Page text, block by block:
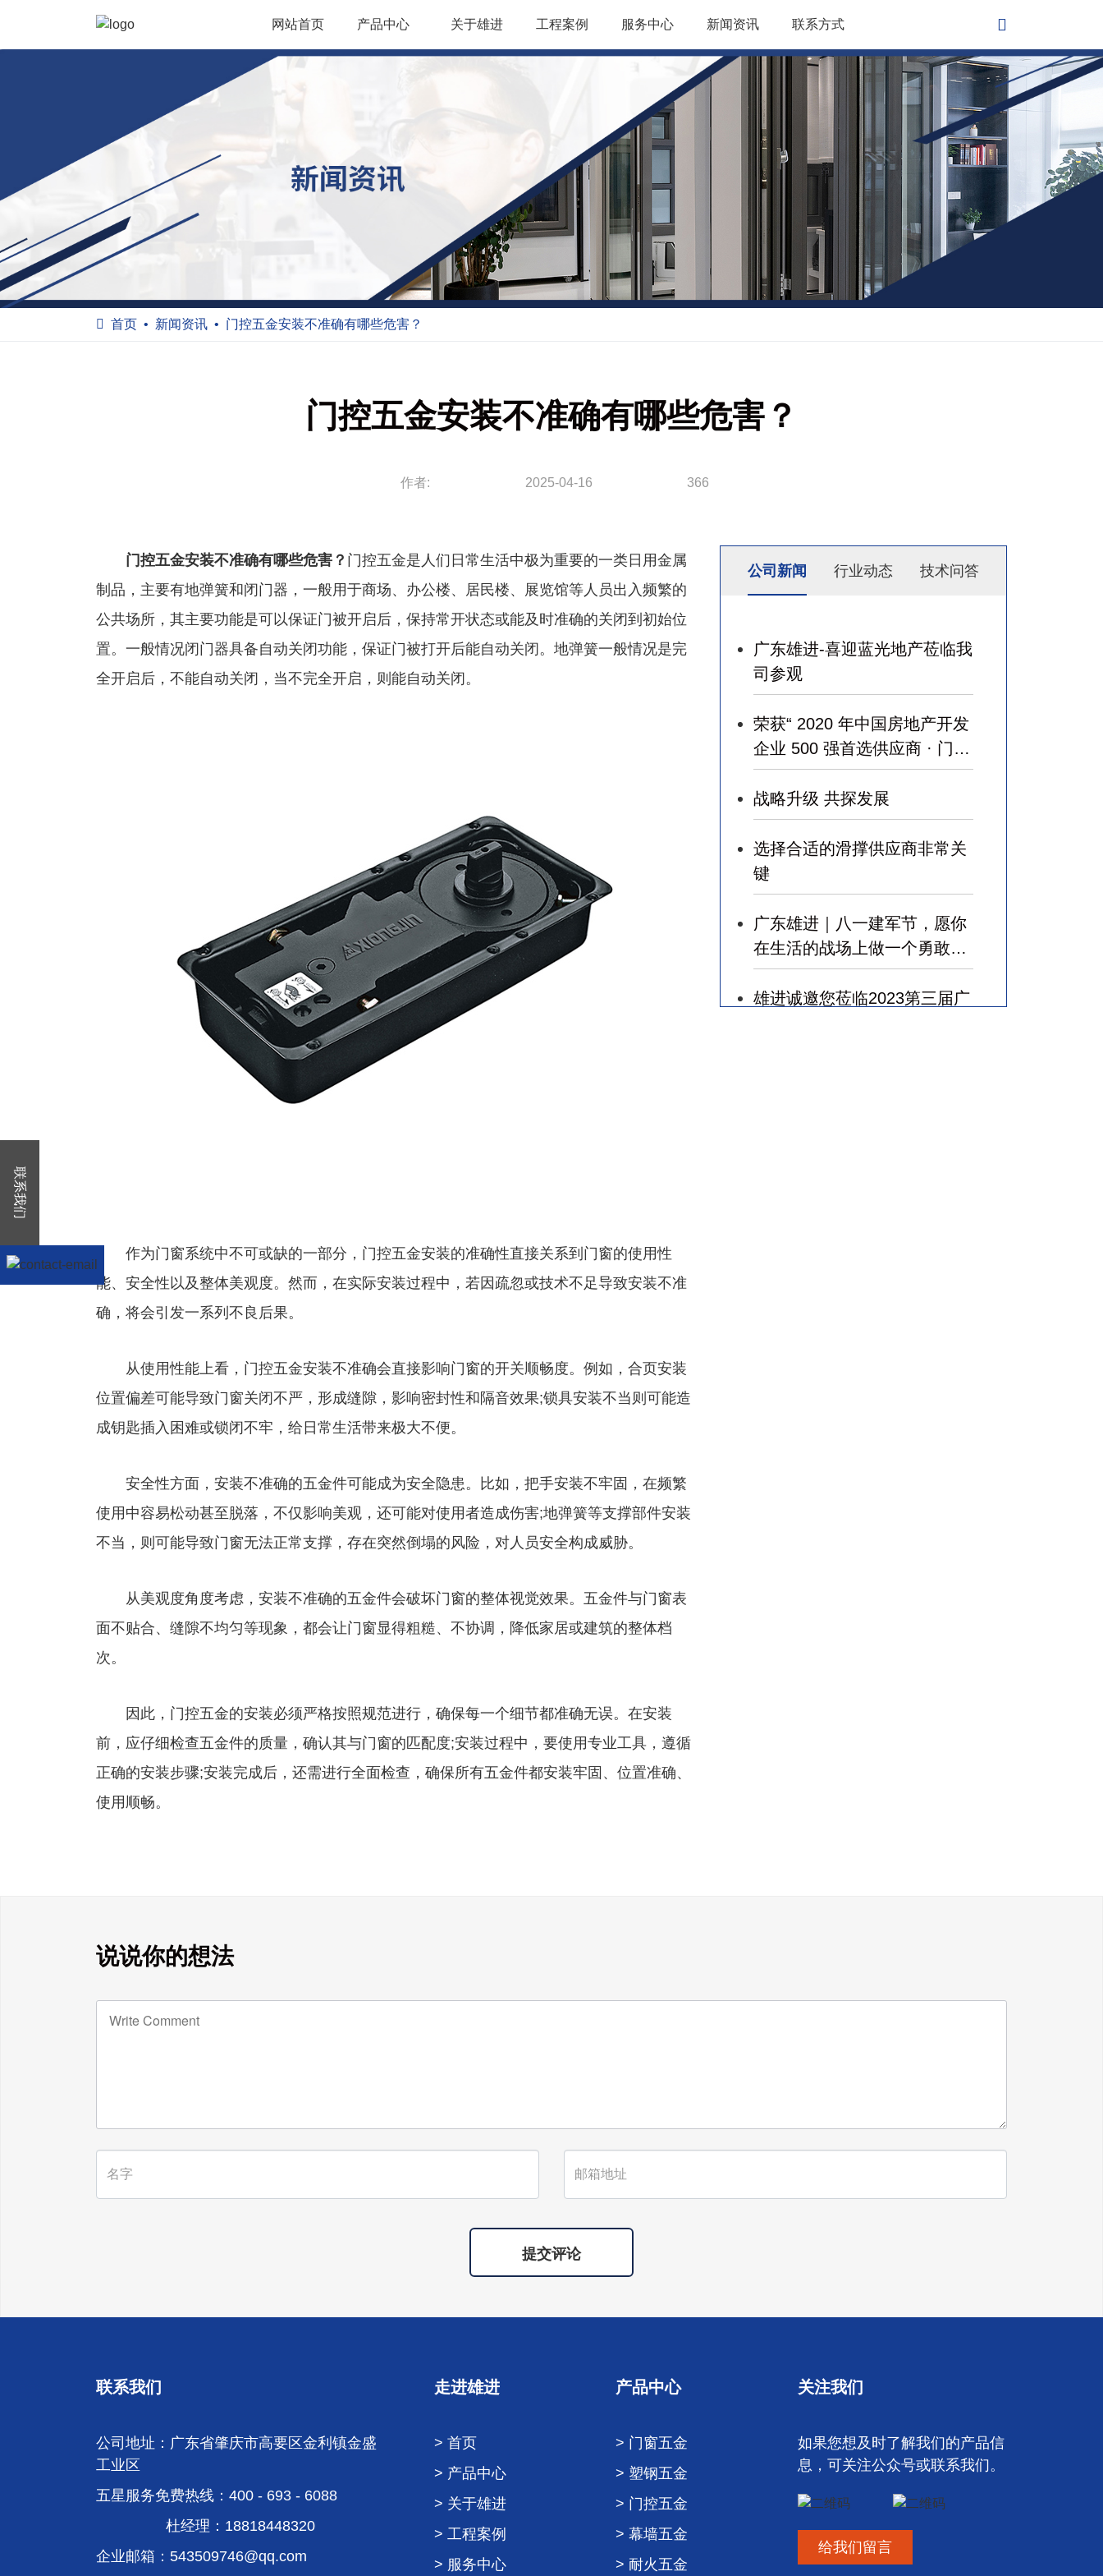
网站首页 产品中心 关于雄进 工程案例 服务中心 新闻资讯 联系方式
首页 新闻资讯 门控五金安装不准确有哪些危害？
门控五金安装不准确有哪些危害？
作者: 2025-04-16 366
门控五金安装不准确有哪些危害？ 门控五金是人们日常生活中极为重要的一类日用金属
制品，主要有地弹簧和闭门器，一般用于商场、办公楼、居民楼、展览馆等人员出入频繁的
公共场所，其主要功能是可以保证门被开启后，保持常开状态或能及时准确的关闭到初始位
置。一般情况闭门器具备自动关闭功能，保证门被打开后能自动关闭。地弹簧一般情况是完
全开启后，不能自动关闭，当不完全开启，则能自动关闭。
作为门窗系统中不可或缺的一部分，门控五金安装的准确性直接关系到门窗的使用性
能、安全性以及整体美观度。然而，在实际安装过程中，若因疏忽或技术不足导致安装不准
确，将会引发一系列不良后果。
从使用性能上看，门控五金安装不准确会直接影响门窗的开关顺畅度。例如，合页安装
位置偏差可能导致门窗关闭不严，形成缝隙，影响密封性和隔音效果;锁具安装不当则可能造
成钥匙插入困难或锁闭不牢，给日常生活带来极大不便。
安全性方面，安装不准确的五金件可能成为安全隐患。比如，把手安装不牢固，在频繁
使用中容易松动甚至脱落，不仅影响美观，还可能对使用者造成伤害;地弹簧等支撑部件安装
不当，则可能导致门窗无法正常支撑，存在突然倒塌的风险，对人员安全构成威胁。
从美观度角度考虑，安装不准确的五金件会破坏门窗的整体视觉效果。五金件与门窗表
面不贴合、缝隙不均匀等现象，都会让门窗显得粗糙、不协调，降低家居或建筑的整体档
次。
因此，门控五金的安装必须严格按照规范进行，确保每一个细节都准确无误。在安装
前，应仔细检查五金件的质量，确认其与门窗的匹配度;安装过程中，要使用专业工具，遵循
正确的安装步骤;安装完成后，还需进行全面检查，确保所有五金件都安装牢固、位置准确、
使用顺畅。
公司新闻 行业动态 技术问答
广东雄进-喜迎蓝光地产莅临我
司参观
荣获“ 2020 年中国房地产开发
企业 500 强首选供应商 · 门窗
五金类 ”
战略升级 共探发展
选择合适的滑撑供应商非常关
键
广东雄进｜八一建军节，愿你
在生活的战场上做一个勇敢的
军人，赢得幸福！
雄进诚邀您莅临2023第三届广
说说你的想法
提交评论
联系我们
公司地址：广东省肇庆市高要区金利镇金盛
工业区
五星服务免费热线：400 - 693 - 6088
杜经理：18818448320
企业邮箱： 543509746@qq.com
走进雄进
> 首页
> 产品中心
> 关于雄进
> 工程案例
> 服务中心
产品中心
> 门窗五金
> 塑钢五金
> 门控五金
> 幕墙五金
> 耐火五金
关注我们
如果您想及时了解我们的产品信
息，可关注公众号或联系我们。
给我们留言
联系我们